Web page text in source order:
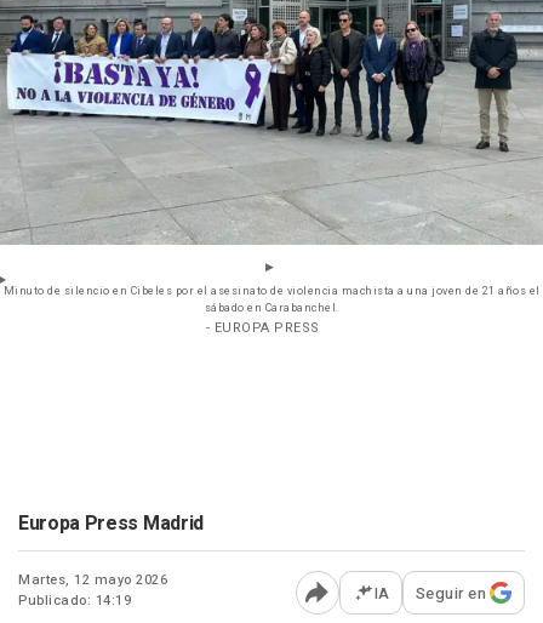
Minuto de silencio en Cibeles por el asesinato de violencia machista a una joven de 21 años el
sábado en Carabanchel.
- EUROPA PRESS
Europa Press Madrid
Martes, 12 mayo 2026
Publicado: 14:19
Abrir opciones para
IA Seguir en